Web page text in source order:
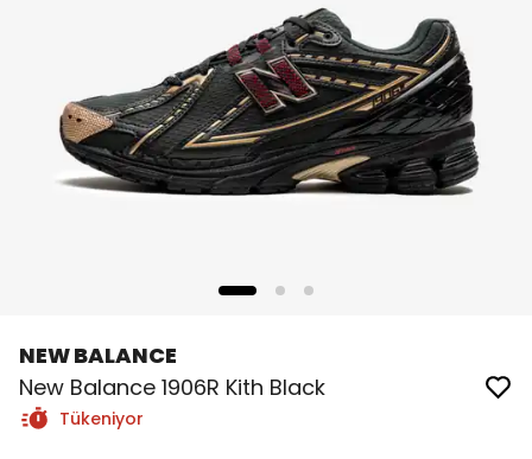
NEW BALANCE
New Balance 1906R Kith Black
Tükeniyor